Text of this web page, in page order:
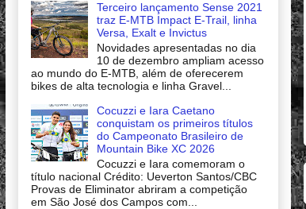
Terceiro lançamento Sense 2021
traz E-MTB Impact E-Trail, linha
Versa, Exalt e Invictus
Novidades apresentadas no dia
10 de dezembro ampliam acesso
ao mundo do E-MTB, além de oferecerem
bikes de alta tecnologia e linha Gravel...
Cocuzzi e Iara Caetano
conquistam os primeiros títulos
do Campeonato Brasileiro de
Mountain Bike XC 2026
Cocuzzi e Iara comemoram o
título nacional Crédito: Ueverton Santos/CBC
Provas de Eliminator abriram a competição
em São José dos Campos com...